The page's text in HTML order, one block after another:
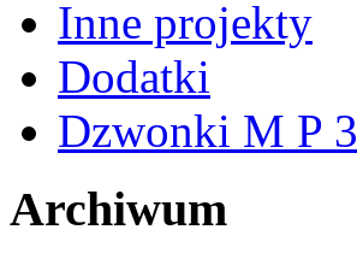
Inne projekty
Dodatki
Dzwonki M P 3
Archiwum